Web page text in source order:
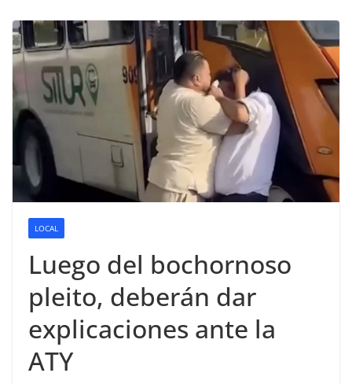
LOCAL
Luego del bochornoso
pleito, deberán dar
explicaciones ante la
ATY